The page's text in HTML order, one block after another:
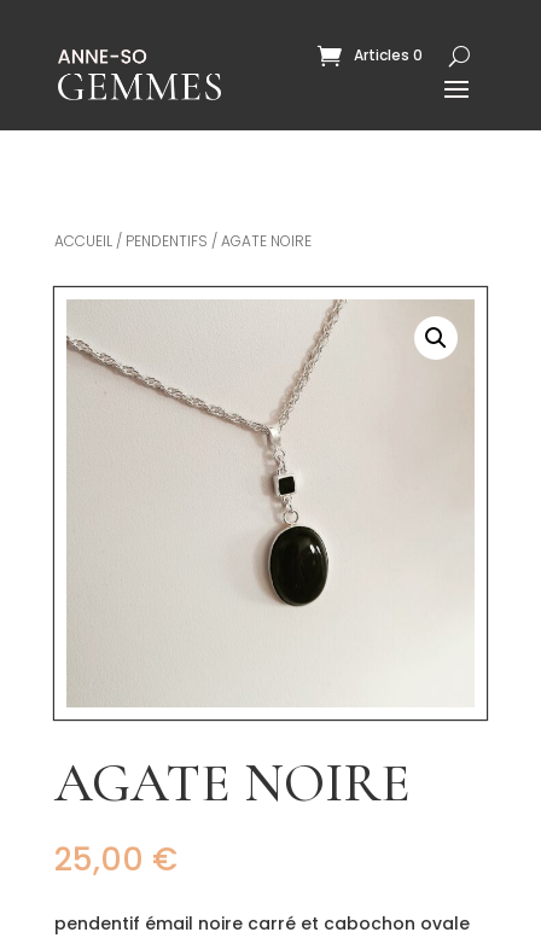
Articles 0
ACCUEIL/ PENDENTIFS / AGATE NOIRE
AGATE NOIRE
25,00 €
pendentif émail noire carré et cabochon ovale